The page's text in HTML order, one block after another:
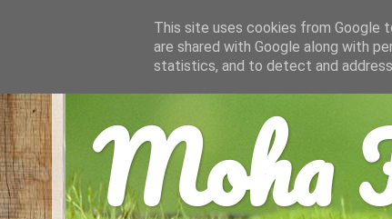
Moha
This site uses cookies from Google
are shared with Google along with
statistics, and to detect and